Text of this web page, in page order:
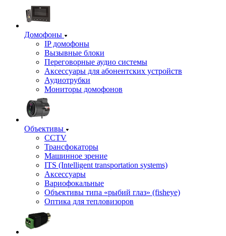
Домофоны
IP домофоны
Вызывные блоки
Переговорные аудио системы
Аксессуары для абонентских устройств
Аудиотрубки
Мониторы домофонов
Объективы
CCTV
Трансфокаторы
Машинное зрение
ITS (Intelligent transportation systems)
Аксессуары
Вариофокальные
Объективы типа «рыбий глаз» (fisheye)
Оптика для тепловизоров